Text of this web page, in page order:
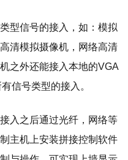
型信号的接入，如：模拟
清模拟摄像机，网络高清
之外还能接入本地的VGA
信号类型的接入。
入之后通过光纤，网络等
主机上安装拼接控制软件